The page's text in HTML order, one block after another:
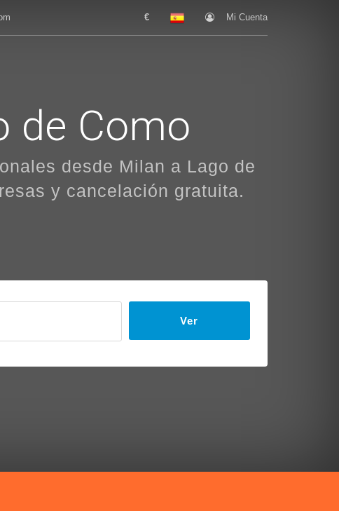
€ Mi Cuenta
de Como
desde Milan a Lago de
y cancelación gratuita.
Ver